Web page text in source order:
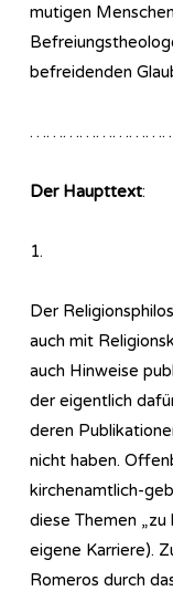
mutigen
befreidenden
Der Haupttext:
1.
Der
auch mit
auch Hinweise
der eigentlich
deren
nicht haben.
kirchenamtlich-
diese Themen „zu
eigene Karriere).
Romeros durch